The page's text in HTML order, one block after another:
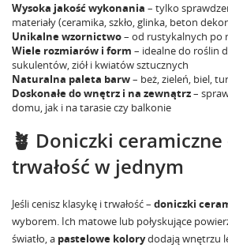
Wysoka jakość wykonania – tylko
materiały (ceramika, szkło, glinka, beton
Unikalne wzornictwo– od rustykalnych po
Wiele rozmiarów i form – idealne do roślin
sukulentów, ziół i kwiatów sztucznych
Naturalna paleta barw– beż, zieleń, biel,
Doskonałe do wnętrz i na zewnątrz–
domu, jak i na tarasie czy balkonie
🪴 Doniczki ceramiczne
trwałość w jednym
Jeśli cenisz klasykę i trwałość – doniczki
wyborem. Ich matowe lub połyskujące
światło, a pastelowe kolorydodają wnętrzu